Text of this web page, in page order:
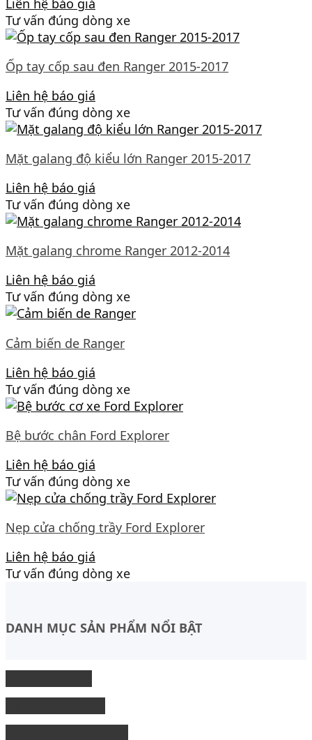
Liên hệ báo giá
Tư vấn đúng dòng xe
Ốp tay cốp sau đen Ranger 2015-2017
Liên hệ báo giá
Tư vấn đúng dòng xe
Mặt galang độ kiểu lớn Ranger 2015-2017
Liên hệ báo giá
Tư vấn đúng dòng xe
Mặt galang chrome Ranger 2012-2014
Liên hệ báo giá
Tư vấn đúng dòng xe
Cảm biến de Ranger
Liên hệ báo giá
Tư vấn đúng dòng xe
Bệ bước chân Ford Explorer
Liên hệ báo giá
Tư vấn đúng dòng xe
Nẹp cửa chống trầy Ford Explorer
Liên hệ báo giá
Tư vấn đúng dòng xe
DANH MỤC SẢN PHẨM NỔI BẬT